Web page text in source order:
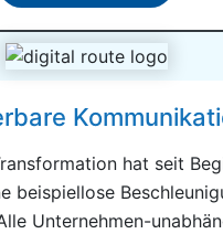
hat seit
beispiellose
Unternehmen-